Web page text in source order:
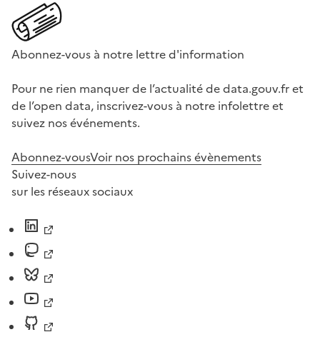
Abonnez-vous à notre lettre d'information
Pour ne rien manquer de l’actualité de data.gouv.fr et
de l’open data, inscrivez-vous à notre infolettre et
suivez nos événements.
Abonnez-vousVoir nos prochains évènements
Suivez-nous
sur les réseaux sociaux